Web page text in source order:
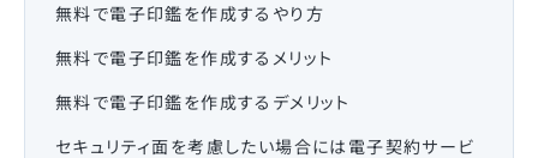
無料で電子印鑑を作成するやり方
無料で電子印鑑を作成するメリット
無料で電子印鑑を作成するデメリット
セキュリティ面を考慮したい場合には電子契約サービ